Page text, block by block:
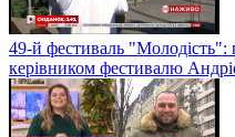
49-й фестиваль "Молодість":
керівником фестивалю